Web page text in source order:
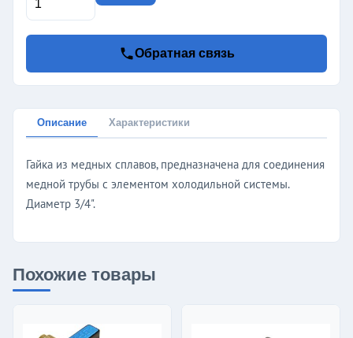
Обратная связь
Описание Характеристики
Гайка из медных сплавов, предназначена для соединения
медной трубы с элементом холодильной системы.
Диаметр 3/4".
Похожие товары